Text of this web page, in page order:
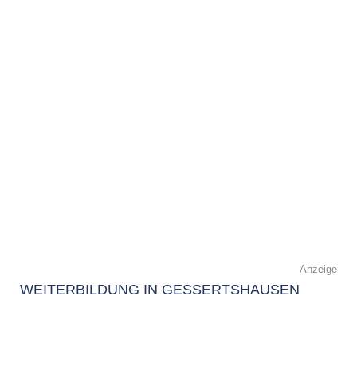
Anzeige
WEITERBILDUNG IN GESSERTSHAUSEN